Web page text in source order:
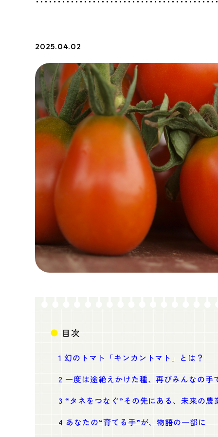
2025.04.02
目次
1 幻のトマト「キンカントマト」とは？
2 一度は途絶えかけた種、再びみんなの手
3 “タネをつなぐ”その先にある、未来の農
4 あなたの“育てる手”が、物語の一部に